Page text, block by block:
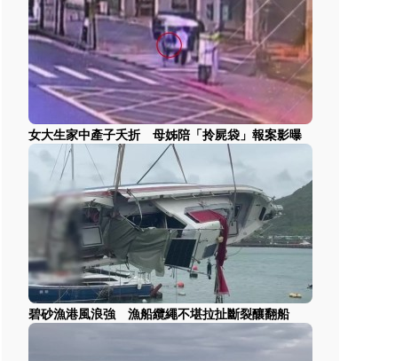
女大生家中產子夭折 母姊陪「拎屍袋」報案影曝
碧砂漁港風浪強 漁船纜繩不堪拉扯斷裂釀翻船